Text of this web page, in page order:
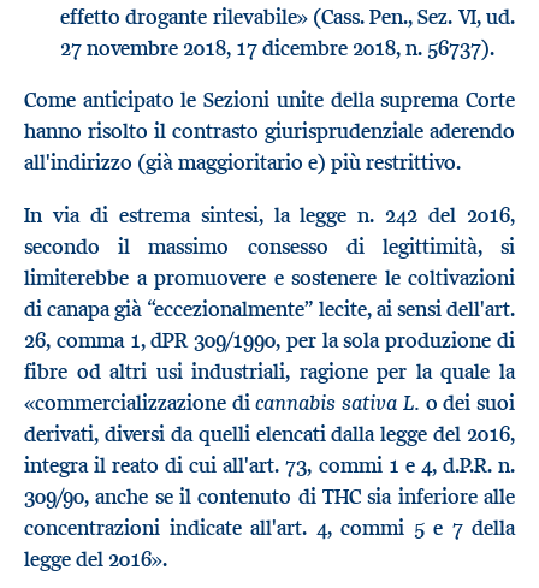
effetto drogante rilevabile» (Cass. Pen., Sez. VI, ud.
27 novembre 2018, 17 dicembre 2018, n. 56737).
Come anticipato le Sezioni unite della suprema Corte
hanno risolto il contrasto giurisprudenziale aderendo
all'indirizzo (già maggioritario e) più restrittivo.
In via di estrema sintesi, la legge n. 242 del 2016,
secondo il massimo consesso di legittimità, si
limiterebbe a promuovere e sostenere le coltivazioni
di canapa già “eccezionalmente” lecite, ai sensi dell'art.
26, comma 1, dPR 309/1990, per la sola produzione di
fibre od altri usi industriali, ragione per la quale la
«commercializzazione dicannabis sativa L. o dei suoi
derivati, diversi da quelli elencati dalla legge del 2016,
integra il reato di cui all'art. 73, commi 1 e 4, d.P.R. n.
309/90, anche se il contenuto di THC sia inferiore alle
concentrazioni indicate all'art. 4, commi 5 e 7 della
legge del 2016».